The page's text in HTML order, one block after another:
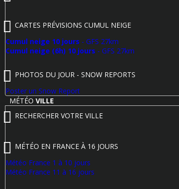
CARTES PRÉVISIONS CUMUL NEIGE
Cumul neige 10 jours - GFS 27km
Cumul neige (6h) 10 jours - GFS 27km
PHOTOS DU JOUR - SNOW REPORTS
Poster un Snow Report
MÉTÉO VILLE
RECHERCHER VOTRE VILLE
MÉTÉO EN FRANCE À 16 JOURS
Météo France 1 à 10 jours
Météo France 11 à 16 jours